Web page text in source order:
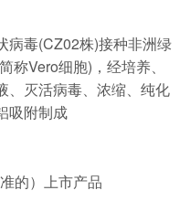
病毒(CZ02株)接种非洲绿
称Vero细胞)，经培养、
、灭活病毒、浓缩、纯化
吸附制成
的）上市产品